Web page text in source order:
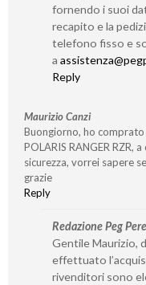
fornendo i suoi
recapito e la
telefono fisso e
a
Reply
Maurizio Canzi
Buongiorno, ho
POLARIS RANGER RZR,
sicurezza, vorrei sapere
grazie
Reply
Redazione Peg
Gentile Maurizio,
effettuato
rivenditori sono